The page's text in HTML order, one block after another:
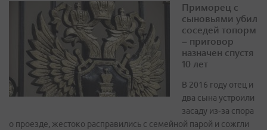
Приморец с
сыновьями убил
соседей топорм
– приговор
назначен спустя
10 лет
В 2016 году отец и
два сына устроили
засаду из‑за спора
о проезде, жестоко расправились с семейной парой и сожгли